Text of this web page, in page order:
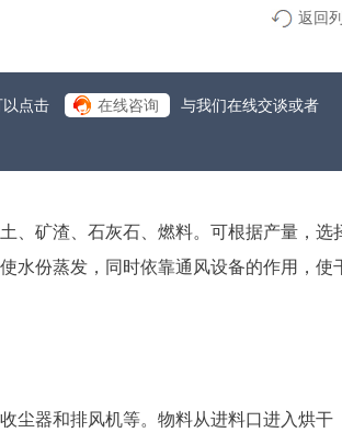
返回
点击 在线咨询
与我们在线交谈或者
、矿渣、石灰石、燃料。可根据产量，选
水份蒸发，同时依靠通风设备的作用，使
尘器和排风机等。物料从进料口进入烘干